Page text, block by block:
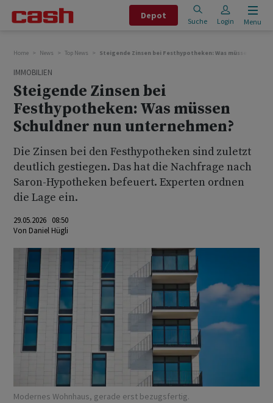
Depot
Suche Login Menu
Home News Top News Steigende Zinsen bei Festhypotheken: Was müssen
IMMOBILIEN
Steigende Zinsen bei
Festhypotheken: Was müssen
Schuldner nun unternehmen?
Die Zinsen bei den Festhypotheken sind zuletzt
deutlich gestiegen. Das hat die Nachfrage nach
Saron-Hypotheken befeuert. Experten ordnen
die Lage ein.
29.05.2026 08:50
Von Daniel Hügli
Modernes Wohnhaus, gerade erst bezugsfertig.